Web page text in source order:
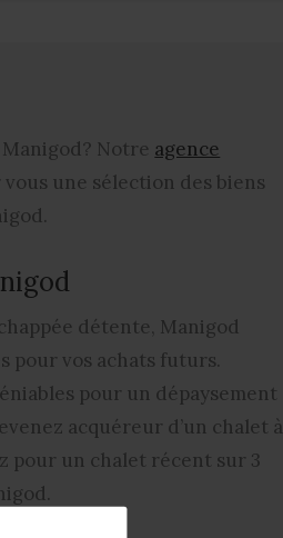
Notre agence
une sélection des biens
détente, Manigod
pour vos achats futurs.
pour un dépaysement
acquéreur d’un chalet à
pour un chalet récent sur 3